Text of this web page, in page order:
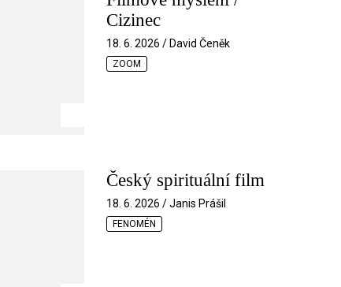
Cizinec
18. 6. 2026 / David Čeněk
ZOOM
Český spirituální film
18. 6. 2026 / Janis Prášil
FENOMÉN